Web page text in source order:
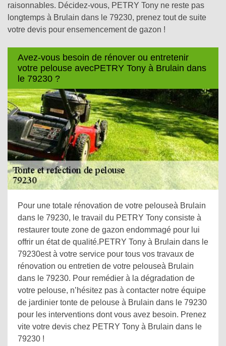
raisonnables. Décidez-vous, PETRY Tony ne reste pas
longtemps à Brulain dans le 79230, prenez tout de suite
votre devis pour ensemencement de gazon !
Avez-vous besoin de rénover ou entretenir
votre pelouse avecPETRY Tony à Brulain dans
le 79230 ?
Pour une totale rénovation de votre pelouseà Brulain
dans le 79230, le travail du PETRY Tony consiste à
restaurer toute zone de gazon endommagé pour lui
offrir un état de qualité.PETRY Tony à Brulain dans le
79230est à votre service pour tous vos travaux de
rénovation ou entretien de votre pelouseà Brulain
dans le 79230. Pour remédier à la dégradation de
votre pelouse, n’hésitez pas à contacter notre équipe
de jardinier tonte de pelouse à Brulain dans le 79230
pour les interventions dont vous avez besoin. Prenez
vite votre devis chez PETRY Tony à Brulain dans le
79230 !